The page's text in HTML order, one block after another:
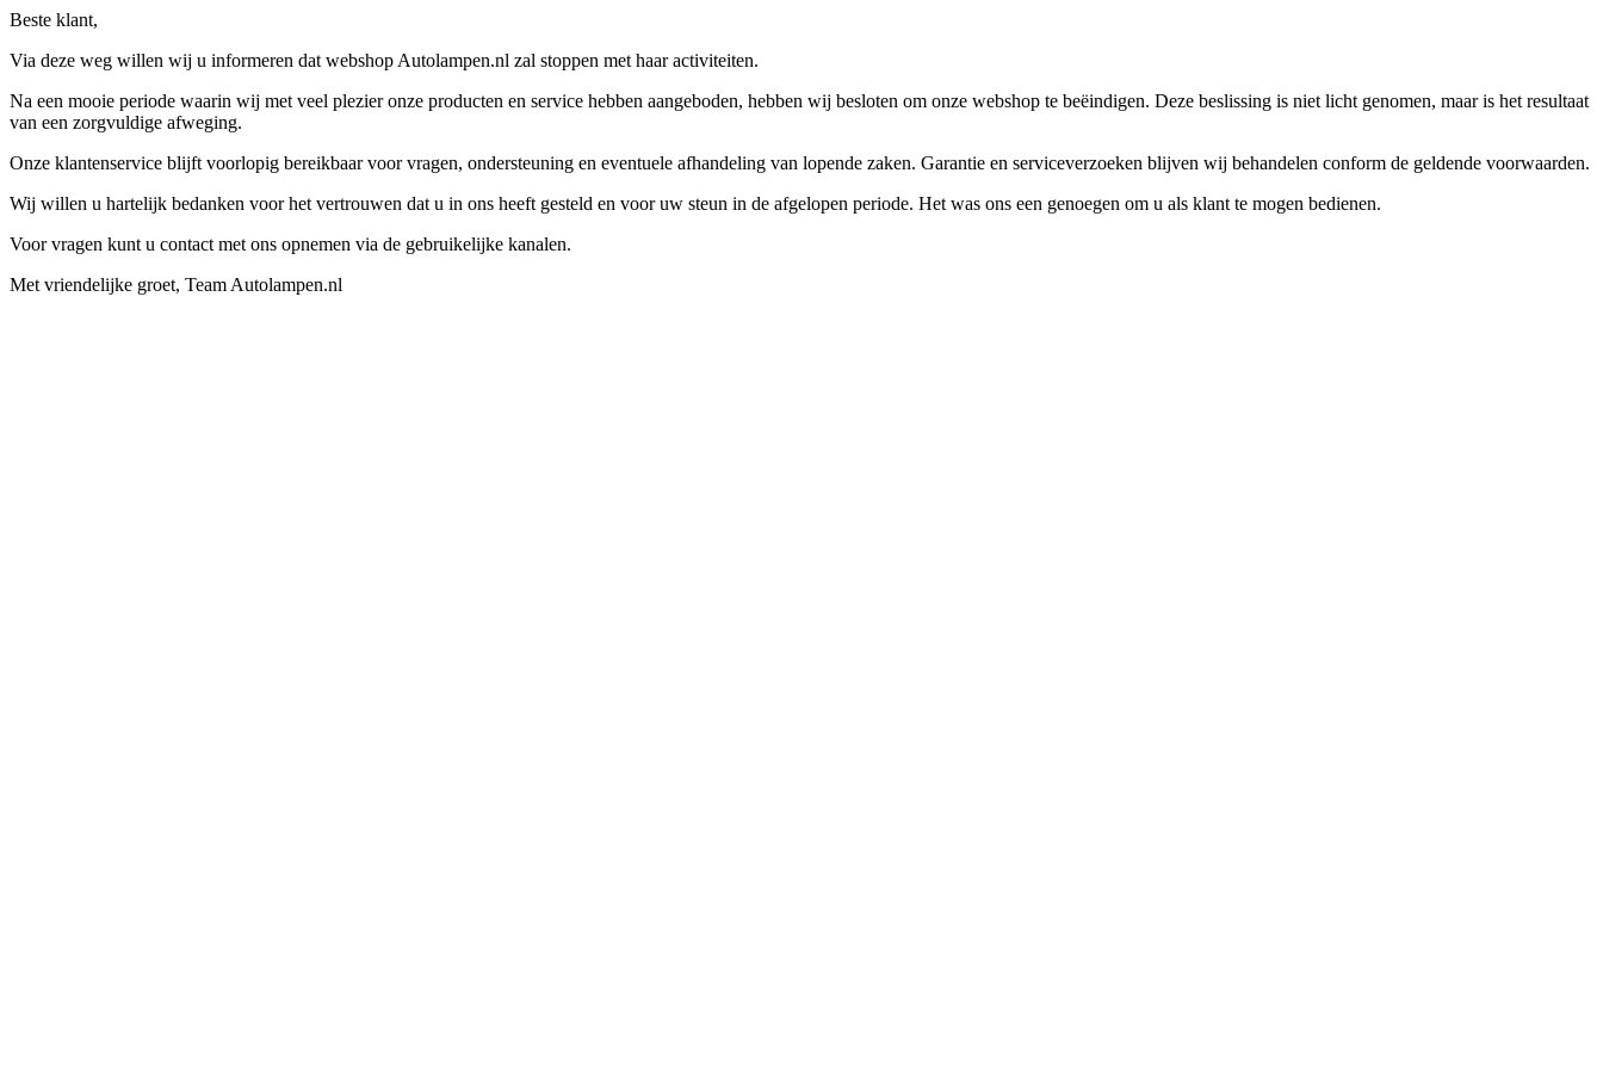
Beste klant,
Via deze weg willen wij u informeren dat webshop Autolampen.nl zal stoppen met haar activiteiten.
Na een mooie periode waarin wij met veel plezier onze producten en service hebben aangeboden, hebben wij besloten om onze webshop te beëindigen. Deze beslissing is niet licht genomen, maar is het resultaat
van een zorgvuldige afweging.
Onze klantenservice blijft voorlopig bereikbaar voor vragen, ondersteuning en eventuele afhandeling van lopende zaken. Garantie en serviceverzoeken blijven wij behandelen conform de geldende voorwaarden.
Wij willen u hartelijk bedanken voor het vertrouwen dat u in ons heeft gesteld en voor uw steun in de afgelopen periode. Het was ons een genoegen om u als klant te mogen bedienen.
Voor vragen kunt u contact met ons opnemen via de gebruikelijke kanalen.
Met vriendelijke groet, Team Autolampen.nl